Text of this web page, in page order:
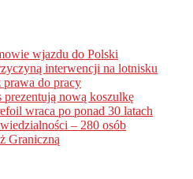
wjazdu do Polski
interwencji na lotnisku
do pracy
prezentują nową koszulkę
wraca po ponad 30 latach
– 280 osób
Graniczną